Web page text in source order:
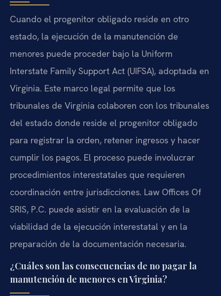
Cuando el progenitor obligado reside en otro
estado, la ejecución de la manutención de
menores puede proceder bajo la Uniform
Interstate Family Support Act (UIFSA), adoptada en
Virginia. Este marco legal permite que los
tribunales de Virginia colaboren con los tribunales
del estado donde reside el progenitor obligado
para registrar la orden, retener ingresos y hacer
cumplir los pagos. El proceso puede involucrar
procedimientos interestatales que requieren
coordinación entre jurisdicciones. Law Offices Of
SRIS, P.C. puede asistir en la evaluación de la
viabilidad de la ejecución interestatal y en la
preparación de la documentación necesaria.
¿Cuáles son las consecuencias de no pagar la
manutención de menores en Virginia?